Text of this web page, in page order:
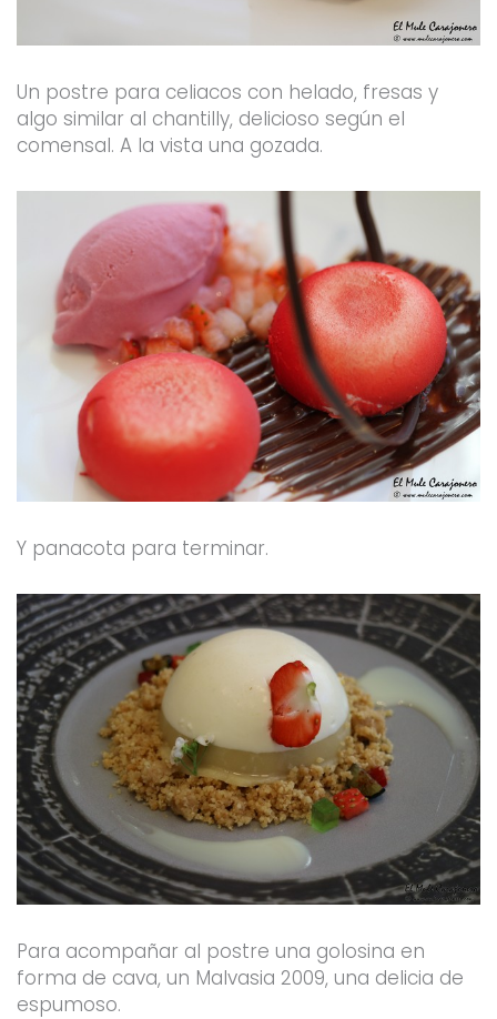
Un postre para celiacos con helado, fresas y
algo similar al chantilly, delicioso según el
comensal. A la vista una gozada.
Y panacota para terminar.
Para acompañar al postre una golosina en
forma de cava, un Malvasia 2009, una delicia de
espumoso.